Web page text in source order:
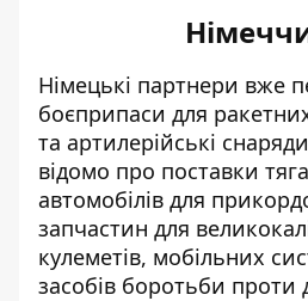
Німецькі партнери вже
боєприпаси для
та артилерійські
відомо про поставки
автомобілів для
запчастин для
кулеметів, мобільних
засобів боротьби проти